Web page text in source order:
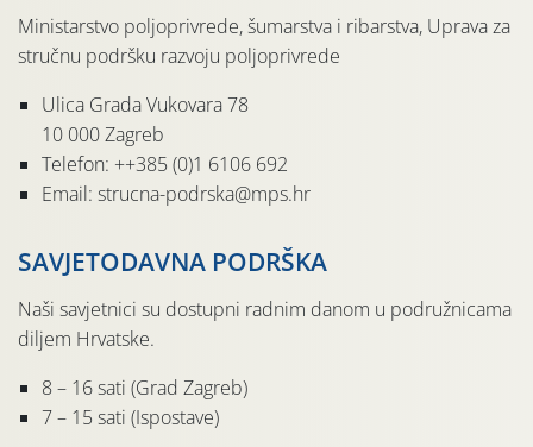
Ministarstvo poljoprivrede, šumarstva i ribarstva, Uprava za
stručnu podršku razvoju poljoprivrede
Ulica Grada Vukovara 78
10 000 Zagreb
Telefon: ++385 (0)1 6106 692
Email: strucna-podrska@mps.hr
SAVJETODAVNA PODRŠKA
Naši savjetnici su dostupni radnim danom u podružnicama
diljem Hrvatske.
8 – 16 sati (Grad Zagreb)
7 – 15 sati (Ispostave)